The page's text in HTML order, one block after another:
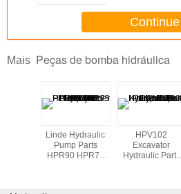
Continue
Mais Peças de bomba hidráulica
Linde Hydraulic
Pump Parts
HPR90 HPR75
HPV102
Excavator
Hydraulic Parts